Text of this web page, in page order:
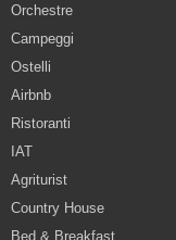
Orchestre
Campeggi
Ostelli
Airbnb
Ristoranti
IAT
Agriturist
Country House
Bed & Breakfast